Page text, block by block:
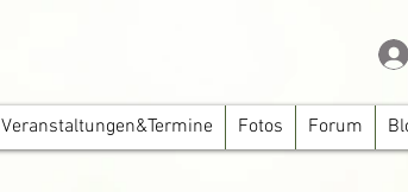
Veranstaltungen&Termine Fotos Forum